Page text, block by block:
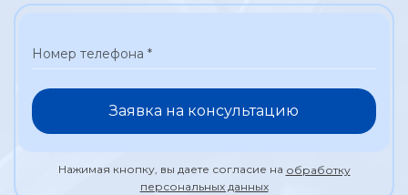
Номер телефона *
Заявка на консультацию
Нажимая кнопку, вы даете согласие на обработку
персональных данных